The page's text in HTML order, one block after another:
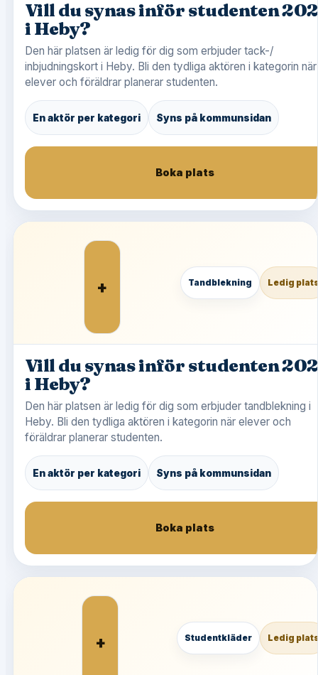
Vill du synas inför studenten
i Heby?
Den här platsen är ledig för dig som erbjuder tack-/
inbjudningskort i Heby. Bli den tydliga aktören i kategorin när
elever och föräldrar planerar studenten.
En aktör per kategori Syns på kommunsidan
Boka plats
+ Tandblekning Ledig
Vill du synas inför studenten
i Heby?
Den här platsen är ledig för dig som erbjuder tandblekning i
Heby. Bli den tydliga aktören i kategorin när elever och
föräldrar planerar studenten.
En aktör per kategori Syns på kommunsidan
Boka plats
+ Studentkläder Ledig